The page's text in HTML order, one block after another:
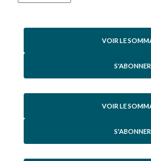
VOIR LE
S'ABONNER
VOIR LE
S'ABONNER